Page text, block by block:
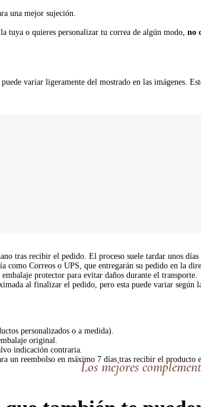
una mejor sujeción.
tuya o quieres personalizar tu correa de algún modo, no
variar ligeramente del mostrado en las imágenes.
tras recibir el pedido. El proceso suele tardar unos días
como Correos o UPS, que entregarán su pedido en la
protector para evitar daños durante el transporte.
al finalizar el pedido, pero esta puede variar según
personalizados o a medida).
original.
indicación contraria.
un reembolso en máximo 7 días tras recibir el producto
Los mejores